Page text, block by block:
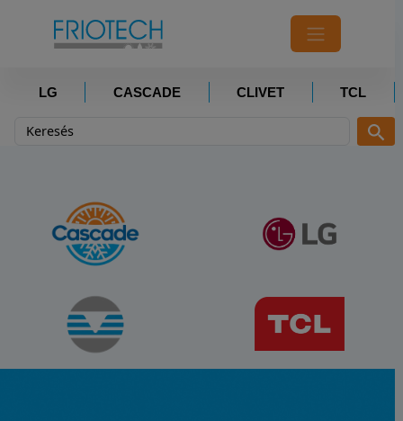
LG CASCADE CLIVET TCL